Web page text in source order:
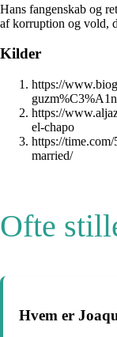
Hans fangenskab og
af korruption og vold,
Kilder
https://
guzm%C3%A1n
https://
el-chapo
https://
married/
Ofte
Hvem er